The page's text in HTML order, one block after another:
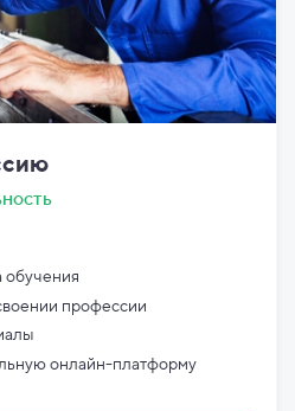
обучения
профессии
онлайн-платформу